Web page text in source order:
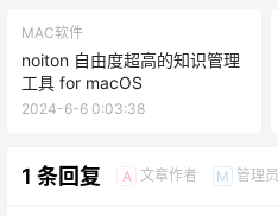
MAC软件
noiton 自由度超高的知识管理
工具 for macOS
2024-6-6 0:03:38
1 条回复 A 文章作者 M 管理员